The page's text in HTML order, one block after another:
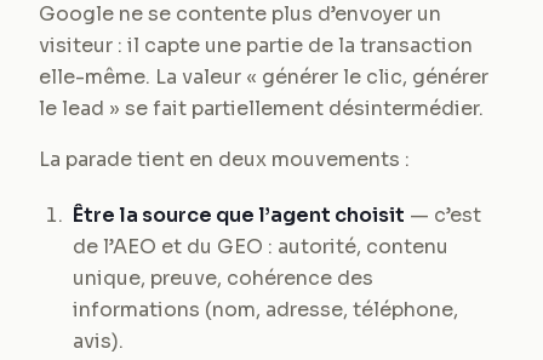
Google ne se contente plus d’envoyer un
visiteur : il capte une partie de la transaction
elle-même. La valeur « générer le clic, générer
le lead » se fait partiellement désintermédier.
La parade tient en deux mouvements :
Être la source que l’agent choisit — c’est
de l’AEO et du GEO : autorité, contenu
unique, preuve, cohérence des
informations (nom, adresse, téléphone,
avis).